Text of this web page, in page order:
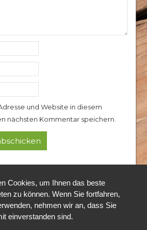
und Website in diesem
nächsten Kommentar speichern.
Rechte vorbehalten.
Cookies, um Ihnen das beste
zu können. Wenn Sie fortfahren,
nehmen wir an, dass Sie
einverstanden sind.